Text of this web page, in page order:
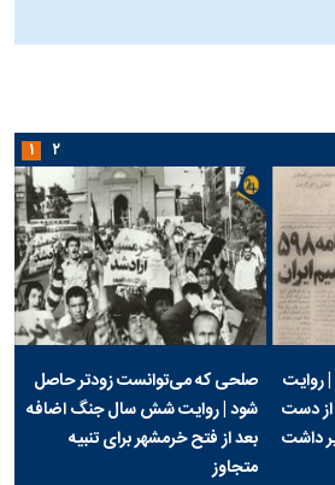
ایران و طلسم قطعنامه ۵۹۸ | روایت
دست
داشت
صلحی که می‌توانست زودتر حاصل
شود | روایت شش سال جنگ اضافه
بعد از فتح خرمشهر برای تنبیه
متجاوز
۱ ۲